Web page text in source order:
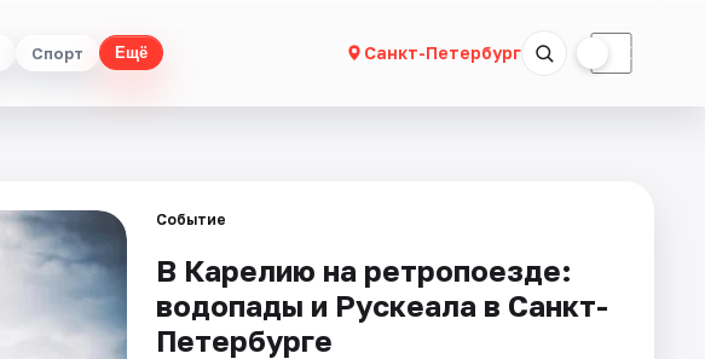
Спорт Ещё Санкт-Петербург ☾
Событие
В Карелию на ретропоезде:
водопады и Рускеала в Санкт-
Петербурге